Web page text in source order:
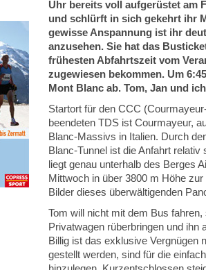
Uhr bereits voll aufgerüstet am
und schlürft in sich gekehrt ihr
gewisse Anspannung ist ihr
anzusehen. Sie hat das
frühesten Abfahrtszeit vom
zugewiesen bekommen. Um
Mont Blanc ab. Tom, Jan und
Startort für den CCC
beendeten TDS ist Courmayeur,
Blanc-Massivs in Italien. Durch
Blanc-Tunnel ist die Anfahrt
liegt genau unterhalb des Berges
Mittwoch in über 3800 m Höhe
Bilder dieses überwältigenden
Tom will nicht mit dem Bus
Privatwagen rüberbringen und ihn
Billig ist das exklusive Vergnügen
gestellt werden, sind für die